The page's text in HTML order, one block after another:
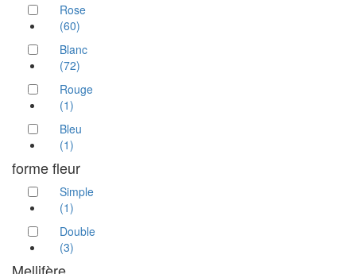
Rose
(60)
Blanc
(72)
Rouge
(1)
Bleu
(1)
forme fleur
Simple
(1)
Double
(3)
Mellifère